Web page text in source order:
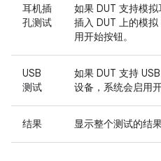
耳机插
孔测试
如果 DUT 支持模拟
插入 DUT 上的模
用开始按钮。
USB
测试
如果 DUT 支持
设备，系统会启用
结果 显示整个测试的结果